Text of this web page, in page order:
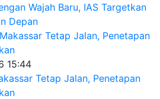
Wajah Baru, IAS Targetkan
Depan
15:44
Tetap Jalan, Penetapan